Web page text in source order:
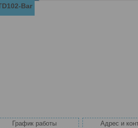
Bar
График работы Адрес и